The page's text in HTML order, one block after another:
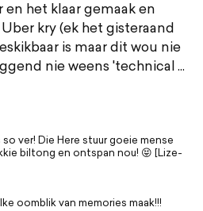
en het klaar gemaak en
kry (ek het gisteraand
is maar dit wou nie
nie weens 'technical
ver! Die Here stuur goeie mense
biltong en ontspan nou! 😝 [Lize-
oomblik van memories maak!!!